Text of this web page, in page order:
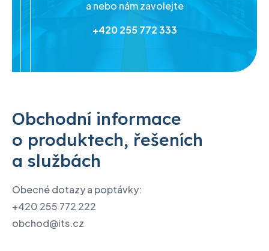
a nebo nám zavolejte
+420 255 772 333
Obchodní informace
o produktech, řešeních
a službách
Obecné dotazy a poptávky:
+420 255 772 222
obchod@its.cz